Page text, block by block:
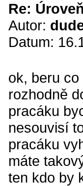
Re:
Autor:
Datum:
ok, beru
rozhodně
pracáku
nesouvisí
pracáku
máte
ten kdo by